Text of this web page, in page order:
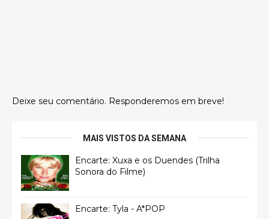
Deixe seu comentário. Responderemos em breve!
MAIS VISTOS DA SEMANA
Encarte: Xuxa e os Duendes (Trilha
Sonora do Filme)
Encarte: Tyla - A*POP